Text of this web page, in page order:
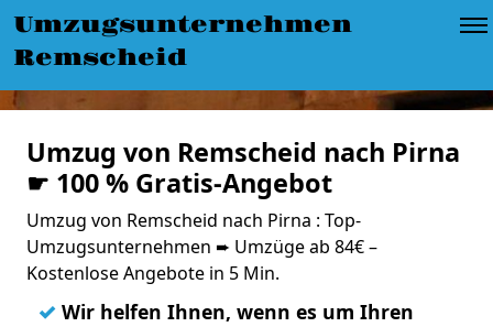
Umzugsunternehmen
Remscheid
Umzug von Remscheid nach Pirna
☛ 100 % Gratis-Angebot
Umzug von Remscheid nach Pirna : Top-
Umzugsunternehmen ➨ Umzüge ab 84€ –
Kostenlose Angebote in 5 Min.
✓ Wir helfen Ihnen, wenn es um Ihren